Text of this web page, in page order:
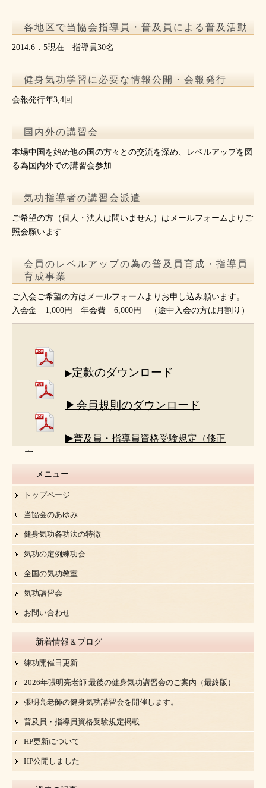
各地区で当協会指導員・普及員による普及活動
2014.6．5現在 指導員30名
健身気功学習に必要な情報公開・会報発行
会報発行年3,4回
国内外の講習会
本場中国を始め他の国の方々との交流を深め、レベルアップを図
る為国内外での講習会参加
気功指導者の講習会派遣
ご希望の方（個人・法人は問いません）はメールフォームよりご
照会願います
会員のレベルアップの為の普及員育成・指導員
育成事業
ご入会ご希望の方はメールフォームよりお申し込み願います。
入会金 1,000円 年会費 6,000円 （途中入会の方は月割り）
▶定款のダウンロード
▶会員規則のダウンロード
▶普及員・指導員資格受験規定（修正
案）R8.6.8
メニュー
トップページ
当協会のあゆみ
健身気功各功法の特徴
気功の定例練功会
全国の気功教室
気功講習会
お問い合わせ
新着情報＆ブログ
練功開催日更新
2026年張明亮老師 最後の健身気功講習会のご案内（最終版）
張明亮老師の健身気功講習会を開催します。
普及員・指導員資格受験規定掲載
HP更新について
HP公開しました